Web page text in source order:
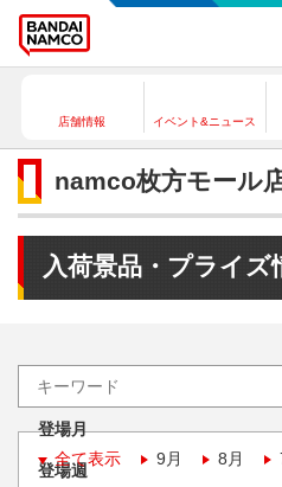
店舗情報 イベント&ニュース
namco枚方モール
入荷景品・プライズ
登場月
全て表示
9月 8月
登場週